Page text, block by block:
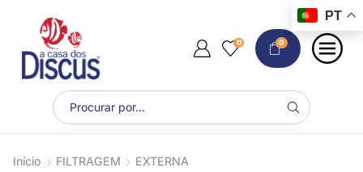
0 0
Início FILTRAGEM EXTERNA
PT